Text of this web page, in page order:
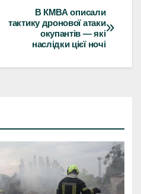
В КМВА описали
тактику дронової атаки
окупантів — які
наслідки цієї ночі